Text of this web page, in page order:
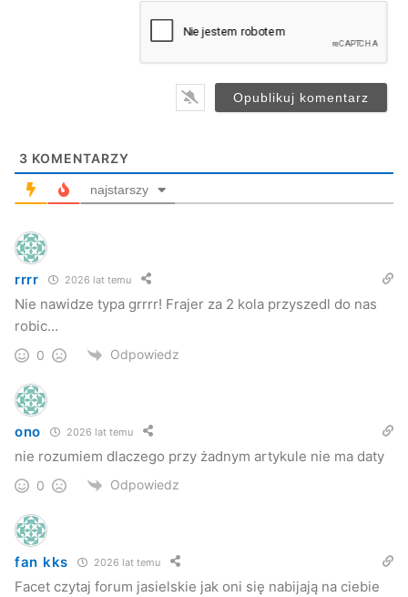
3 KOMENTARZY
najstarszy
rrrr 2026 lat temu
Nie nawidze typa grrrr! Frajer za 2 kola przyszedl do nas
robic…
0 Odpowiedz
ono 2026 lat temu
nie rozumiem dlaczego przy żadnym artykule nie ma daty
0 Odpowiedz
fan kks 2026 lat temu
Facet czytaj forum jasielskie jak oni się nabijają na ciebie